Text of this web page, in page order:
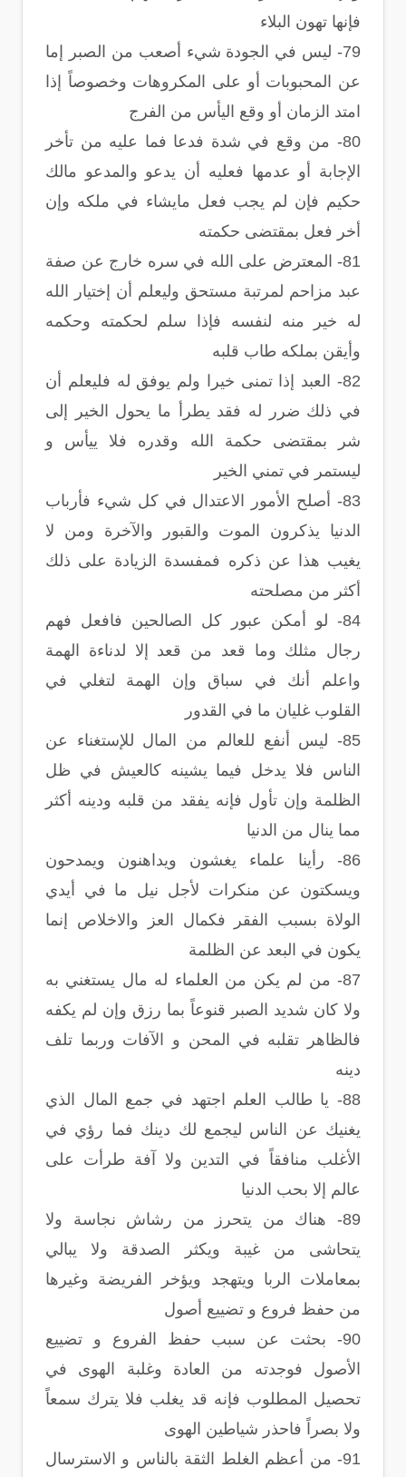
فإنها تهون البلاء
79- ليس في الجودة شيء أصعب من الصبر إما
عن المحبوبات أو على المكروهات وخصوصاً إذا
امتد الزمان أو وقع اليأس من الفرج
80- من وقع في شدة فدعا فما عليه من تأخر
الإجابة أو عدمها فعليه أن يدعو والمدعو مالك
حكيم فإن لم يجب فعل مايشاء في ملكه وإن
أخر فعل بمقتضى حكمته
81- المعترض على الله في سره خارج عن صفة
عبد مزاحم لمرتبة مستحق وليعلم أن إختيار الله
له خير منه لنفسه فإذا سلم لحكمته وحكمه
وأيقن بملكه طاب قلبه
82- العبد إذا تمنى خيرا ولم يوفق له فليعلم أن
في ذلك ضرر له فقد يطرأ ما يحول الخير إلى
شر بمقتضى حكمة الله وقدره فلا ييأس و
ليستمر في تمني الخير
83- أصلح الأمور الاعتدال في كل شيء فأرباب
الدنيا يذكرون الموت والقبور والآخرة ومن لا
يغيب هذا عن ذكره فمفسدة الزيادة على ذلك
أكثر من مصلحته
84- لو أمكن عبور كل الصالحين فافعل فهم
رجال مثلك وما قعد من قعد إلا لدناءة الهمة
واعلم أنك في سباق وإن الهمة لتغلي في
القلوب غليان ما في القدور
85- ليس أنفع للعالم من المال للإستغناء عن
الناس فلا يدخل فيما يشينه كالعيش في ظل
الظلمة وإن تأول فإنه يفقد من قلبه ودينه أكثر
مما ينال من الدنيا
86- رأينا علماء يغشون ويداهنون ويمدحون
ويسكتون عن منكرات لأجل نيل ما في أيدي
الولاة بسبب الفقر فكمال العز والاخلاص إنما
يكون في البعد عن الظلمة
87- من لم يكن من العلماء له مال يستغني به
ولا كان شديد الصبر قنوعاً بما رزق وإن لم يكفه
فالظاهر تقلبه في المحن و الآفات وربما تلف
دينه
88- يا طالب العلم اجتهد في جمع المال الذي
يغنيك عن الناس ليجمع لك دينك فما رؤي في
الأغلب منافقاً في التدين ولا آفة طرأت على
عالم إلا بحب الدنيا
89- هناك من يتحرز من رشاش نجاسة ولا
يتحاشى من غيبة ويكثر الصدقة ولا يبالي
بمعاملات الربا ويتهجد ويؤخر الفريضة وغيرها
من حفظ فروع و تضييع أصول
90- بحثت عن سبب حفظ الفروع و تضييع
الأصول فوجدته من العادة وغلبة الهوى في
تحصيل المطلوب فإنه قد يغلب فلا يترك سمعاً
ولا بصراً فاحذر شياطين الهوى
91- من أعظم الغلط الثقة بالناس و الاسترسال